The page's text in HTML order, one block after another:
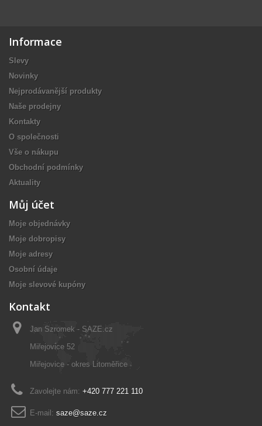
Informace
Slevy
Novinky
Nejprodávanější produkty
Naše prodejny
Kontakty
O společnosti
Vše o nákupu
Obchodní podmínky
Aktuality
Můj účet
Moje objednávky
Moje dobropisy
Moje adresy
Osobní údaje
Moje slevové kupóny
Kontakt
Jan Szromek - SAZE.cz
Miřejovice 52
Miřejovice - okres Litoměřice
Zavolejte nám: +420 777 221 110
E-mail: saze@saze.cz